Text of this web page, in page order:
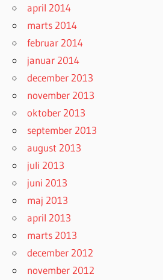
april 2014
marts 2014
februar 2014
januar 2014
december 2013
november 2013
oktober 2013
september 2013
august 2013
juli 2013
juni 2013
maj 2013
april 2013
marts 2013
december 2012
november 2012